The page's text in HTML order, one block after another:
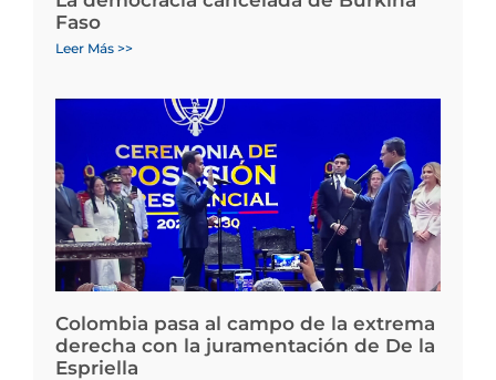
Faso
Leer Más >>
Colombia pasa al campo de la extrema
derecha con la juramentación de De la
Espriella